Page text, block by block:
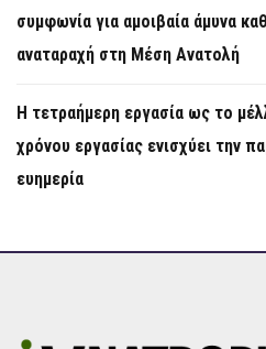
συμφωνία για αμοιβαία άμυνα
αναταραχή στη Μέση Ανατολή
Η τετραήμερη εργασία ως το
χρόνου εργασίας ενισχύει την
ευημερία